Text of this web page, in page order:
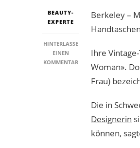
BEAUTY-
EXPERTE
HINTERLASSE
EINEN
KOMMENTARZU
TASCHEN
TREND
Berkeley –
Ihre
Woman».
Frau)
Die in
Designerin
können,